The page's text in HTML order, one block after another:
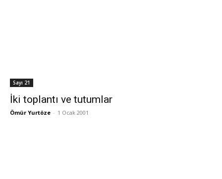
Sayı 21
İki toplantı ve tutumlar
Ömür Yurtöze - 1 Ocak 2001